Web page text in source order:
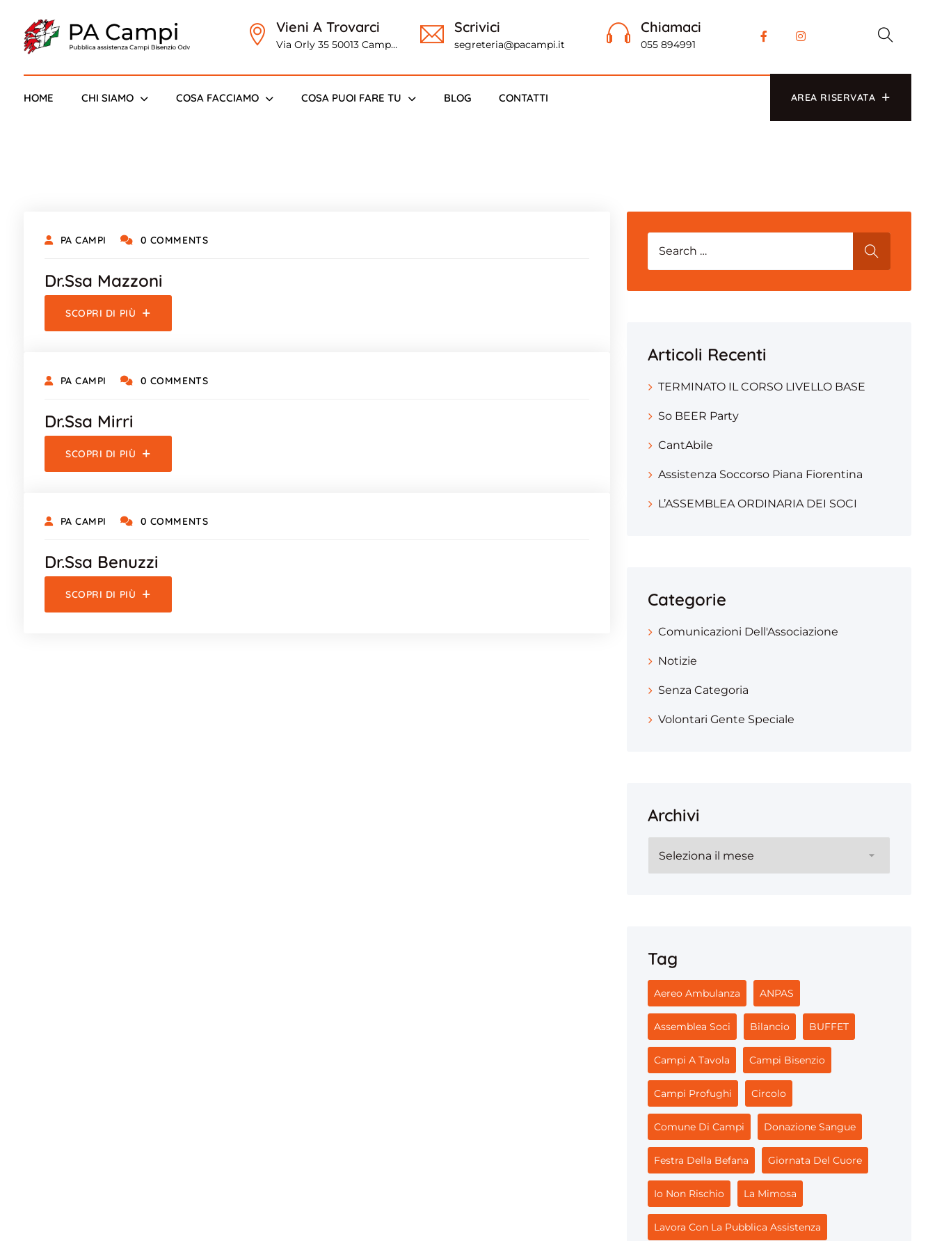
Vieni A Trovarci
Via Orly 35 50013 Campi
Scrivici
segreteria@pacampi.it
Chiamaci
055 894991
HOME CHI SIAMO COSA FACCIAMO COSA PUOI FARE TU BLOG CONTATTI AREA RISERVATA
PA CAMPI 0 COMMENTS
Dr.ssa Mazzoni
SCOPRI DI PIÙ
PA CAMPI 0 COMMENTS
Dr.ssa Mirri
SCOPRI DI PIÙ
PA CAMPI 0 COMMENTS
Dr.ssa Benuzzi
SCOPRI DI PIÙ
Articoli Recenti
TERMINATO IL CORSO LIVELLO BASE
So BEER Party
CantAbile
Assistenza Soccorso Piana Fiorentina
L’ASSEMBLEA ORDINARIA DEI SOCI
Categorie
Comunicazioni Dell'Associazione
Notizie
Senza Categoria
Volontari Gente Speciale
Archivi
Tag
Aereo Ambulanza ANPAS
Assemblea Soci Bilancio BUFFET
Campi A Tavola Campi Bisenzio
Campi Profughi Circolo
Comune Di Campi Donazione Sangue
Festra Della Befana Giornata Del Cuore
Io Non Rischio La Mimosa
Lavora Con La Pubblica Assistenza